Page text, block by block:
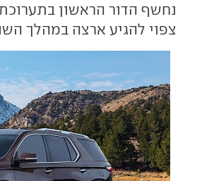
צפוי להגיע ארצה במהלך